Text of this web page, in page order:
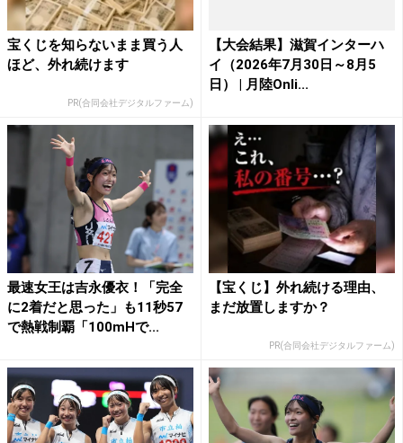
宝くじを知らないまま買う人
ほど、外れ続けます
PR(合同会社デジタルファーム)
【大会結果】滋賀インターハ
イ（2026年7月30日～8月5
日） | 月陸Onli...
最速女王は吉永優衣！「完全
に2着だと思った」も11秒57
で熱戦制覇「100mHで...
【宝くじ】外れ続ける理由、
まだ放置しますか？
PR(合同会社デジタルファーム)